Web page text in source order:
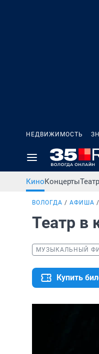
НЕДВИЖИМОСТЬ
КиноКонцертыТеатр
ВОЛОГДА АФИША
Театр в
МУЗЫКАЛЬНЫЙ
Купить